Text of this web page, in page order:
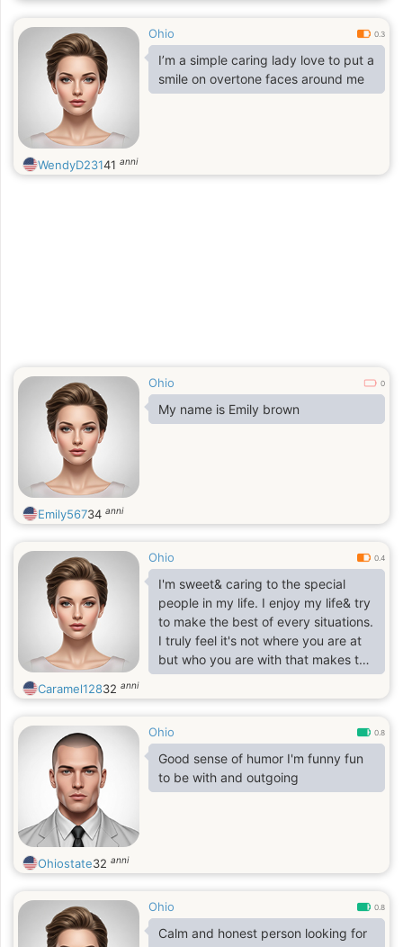
Ohio 0.3
I’m a simple caring lady love to put a
smile on overtone faces around me
WendyD23141 anni
Ohio 0
My name is Emily brown
Emily56734 anni
Ohio 0.4
I'm sweet& caring to the special
people in my life. I enjoy my life& try
to make the best of every situations.
I truly feel it's not where you are at
but who you are with that makes this
journey special.
Caramel12832 anni
Ohio 0.8
Good sense of humor I'm funny fun
to be with and outgoing
Ohiostate32 anni
Ohio 0.8
Calm and honest person looking for